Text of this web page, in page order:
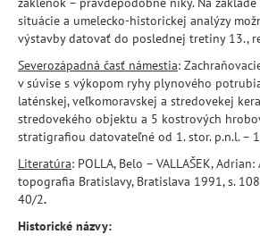
situácie a umelecko-historickej analýzy
výstavby datovať do poslednej tretiny 13.,
Severozápadná časť námestia:
v súvise s výkopom ryhy plynového
laténskej, veľkomoravskej a stredovekej
stredovekého objektu a 5 kostrových
stratigrafiou datovateľné od 1. stor. p.n.l. –
Literatúra: POLLA, Belo – VALLAŠEK,
topografia Bratislavy, Bratislava 1991, s.
40/2.
Historické názvy: